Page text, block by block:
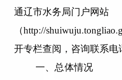
通辽市水务局门户网站
（http://
开专栏查阅，咨询联系电
一、 总体情况